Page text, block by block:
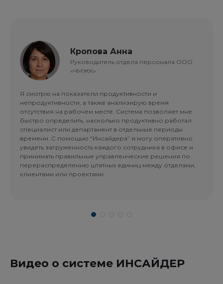
Кропова Анна
Руководитель отдела персонала ООО
«ЧМЖК»
Я смотрю на показатели продуктивности и
непродуктивности, а также анализирую время
отсутствия на рабочем месте. Система позволяет мне
быстро определить, насколько продуктивно работал
специалист или департамент в отдельные периоды
времени. С помощью “Инсайдера” я могу оперативно
увидеть загруженность каждого сотрудника в офисе и
принимать правильные управленческие решения по
перераспределению штатных единиц между отделами,
клиентами или проектами.
Видео о системе ИНСАЙДЕР